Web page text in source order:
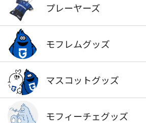
プレーヤーズ
モフレムグッズ
マスコットグッズ
モフィーチェグッズ